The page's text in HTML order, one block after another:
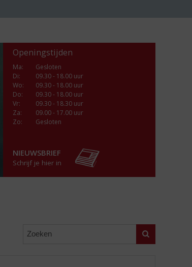
Openingstijden
Ma:
Gesloten
Di:
09.30 - 18.00 uur
Wo:
09.30 - 18.00 uur
Do:
09.30 - 18.00 uur
Vr:
09.30 - 18.30 uur
Za:
09.00 - 17.00 uur
Zo:
Gesloten
NIEUWSBRIEF
Schrijf je hier in
Zoeken